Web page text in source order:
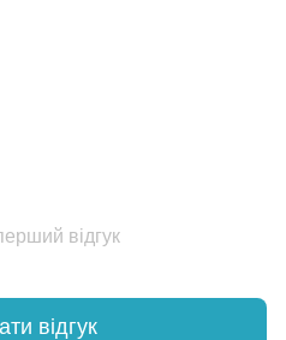
відгук
відгук